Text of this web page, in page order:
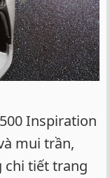
Inspiration
mui trần,
chi tiết trang